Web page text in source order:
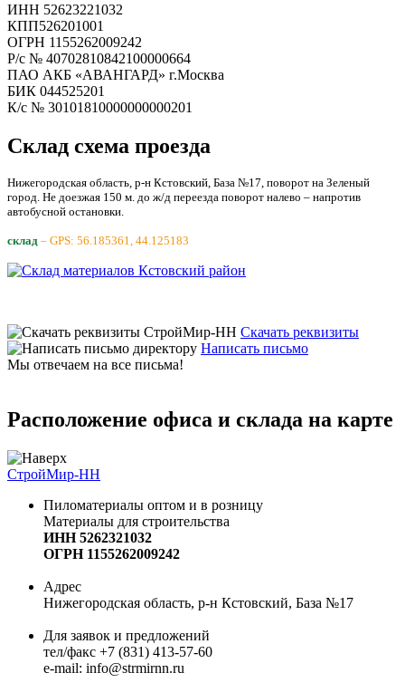
ИНН 52623221032
КПП526201001
ОГРН 1155262009242
Р/с № 40702810842100000664
ПАО АКБ «АВАНГАРД» г.Москва
БИК 044525201
К/с № 30101810000000000201
Склад схема проезда
Нижегородская область, р-н Кстовский, База №17, поворот на Зеленый
город. Не доезжая 150 м. до ж/д переезда поворот налево – напротив
автобусной остановки.
склад – GPS: 56.185361, 44.125183
Скачать реквизиты
Написать письмо
Мы отвечаем на все письма!
Расположение офиса и склада на карте
СтройМир-НН
Пиломатериалы оптом и в розницу
Материалы для строительства
ИНН 5262321032
ОГРН 1155262009242
Адрес
Нижегородская область, р-н Кстовский, База №17
Для заявок и предложений
тел/факс +7 (831) 413-57-60
e-mail: info@strmirnn.ru